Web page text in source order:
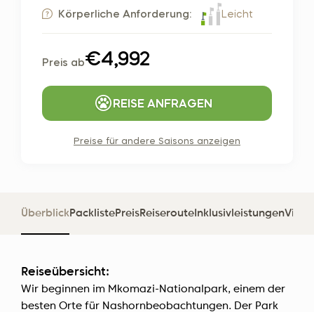
Körperliche Anforderung: Leicht
Preis ab€4,992
REISE ANFRAGEN
Preise für andere Saisons anzeigen
Überblick Packliste Preis Reiseroute Inklusivleistungen
Reiseübersicht:
Wir beginnen im Mkomazi-Nationalpark, einem der
besten Orte für Nashornbeobachtungen. Der Park